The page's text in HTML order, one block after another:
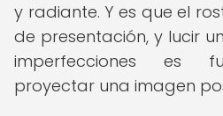
y radiante. Y es que el
de presentación, y lucir
imperfecciones es
proyectar una imagen